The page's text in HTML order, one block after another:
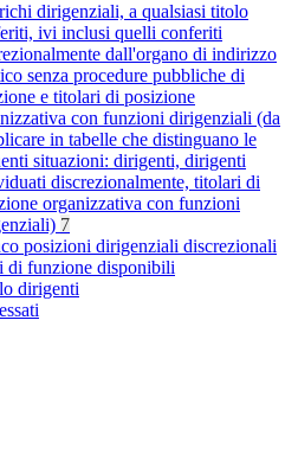
dirigenziali, a qualsiasi titolo
ivi inclusi quelli conferiti
dall'organo di indirizzo
senza procedure pubbliche di
e titolari di posizione
con funzioni dirigenziali (da
in tabelle che distinguano le
situazioni: dirigenti, dirigenti
discrezionalmente, titolari di
organizzativa con funzioni
7
posizioni dirigenziali discrezionali
di funzione disponibili
dirigenti